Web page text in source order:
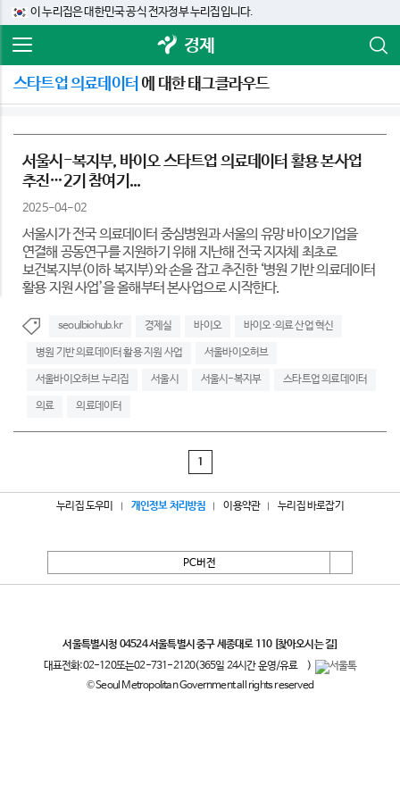
이 누리집은 대한민국 공식 전자정부 누리집입니다.
경제
스타트업 의료데이터 에 대한 태그클라우드
서울시-복지부, 바이오 스타트업 의료데이터 활용 본사업
추진…2기 참여기...
2025-04-02
서울시가 전국 의료데이터 중심병원과 서울의 유망 바이오기업을
연결해 공동연구를 지원하기 위해 지난해 전국 지자체 최초로
보건복지부(이하 복지부)와 손을 잡고 추진한 ‘병원 기반 의료데이터
활용 지원 사업’을 올해부터 본사업으로 시작한다.
seoulbiohub.kr 경제실 바이오 바이오·의료 산업 혁신
병원 기반 의료데이터 활용 지원 사업 서울바이오허브
서울바이오허브 누리집 서울시 서울시-복지부 스타트업 의료데이터
의료 의료데이터
1
누리집 도우미 개인정보 처리방침 이용약관 누리집 바로잡기
PC버전
서울특별시청 04524 서울특별시 중구 세종대로 110 [찾아오시는 길]
대표전화:02-120또는02-731-2120(365일 24시간 운영/유료
)
© Seoul Metropolitan Government all rights reserved